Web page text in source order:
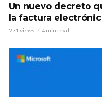
Un nuevo decreto
la factura
271 views 4 min read